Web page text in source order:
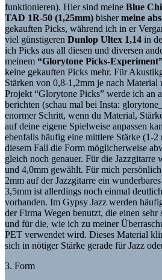
funktionieren). Hier sind meine Blue
TAD 1R-50 (1,25mm) bishermeine
gekauften Picks, während ich in er
viel günstigeren Dunlop Ultex 1,14 in
ich Picks aus all diesen und diversen
meinem “Glorytone Picks-
keine gekauften Picks mehr. Für
Stärken von 0,8-1,2mm je nach Material
Projekt “Glorytone Picks” werde ich an
berichten (schau mal bei Insta:
enormer Schritt, wenn du Material,
auf deine eigene Spielweise anpassen
ebenfalls häufig eine mittlere Stärke (1-
diesem Fall die Form möglicherweise
gleich noch genauer. Für die Jazzgitarre
und 4,0mm gewählt. Für mich
2mm auf der Jazzgitarre ein
3,5mm ist allerdings noch einmal
vorhanden. Im Gypsy Jazz werden
der Firma Wegen benutzt, die einen
und für die, wie ich zu meiner
PET verwendet wird. Dieses Material
sich in nötiger Stärke gerade für Jazz
3. Form